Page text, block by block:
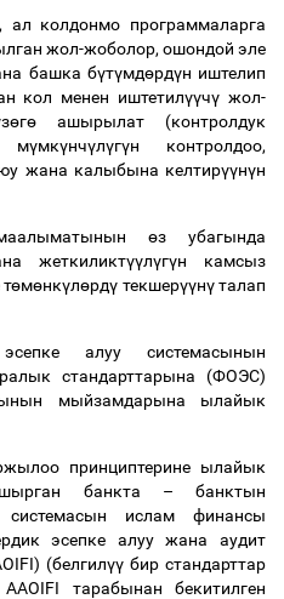
ал колдонмо программаларга
жол-жоболор, ошондой эле
башка бүтүмдөрдүн иштелип
кол менен иштетилүүчү жол-
зөгө ашырылат (контролдук
мүмкүнчүлүгүн контролдоо,
жана калыбына келтирүүнүн
өз убагында
жеткиликтүүлүгүн камсыз
өмөнкүлөрдү текшерүүнүталап
алуу системасынын
стандарттарына (ФОЭС)
мыйзамдарына ылайык
принциптерине ылайык
банкта – банктын
системасын ислам финансы
эсепке алуу жана аудит
(белгилүү бир стандарттар
тарабынан бекитилген